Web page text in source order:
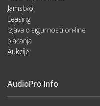
Jamstvo
Leasing
Izjava o sigurnosti on-line
plaćanja
Aukcije
AudioPro Info